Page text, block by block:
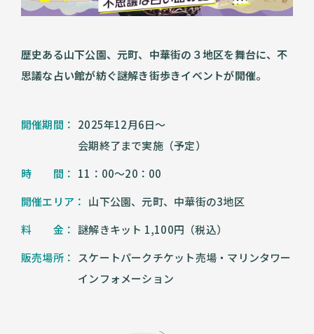
歴史ある山下公園、元町、中華街の３地区を舞台に、 不
思議な占い館が紡ぐ謎解き街歩きイベントが開催。
開催期間： 2025年12月6日～
会期終了まで実施（予定）
時 間： 11：00～20：00
開催エリア： 山下公園、元町、中華街の3地区
料 金： 謎解きキット 1,100円（税込）
販売場所： スケートパークチケット売場・マリンタワー
インフォメーション